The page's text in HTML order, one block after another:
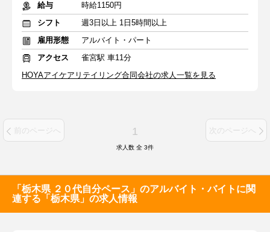
給与
時給1150円
シフト
週3日以上 1日5時間以上
雇用形態
アルバイト・パート
アクセス
雀宮駅 車11分
HOYAアイケアリテイリング合同会社の求人一覧を見る
前のページへ 1 次のページへ
求人数 全 3件
「栃木県 ２０代自分ペース」のアルバイト・バイトに関
連する「栃木県」の求人情報